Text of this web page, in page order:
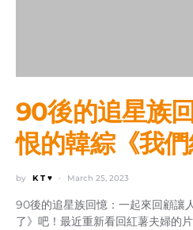
90後的追星族
恨的韓綜《我們
by K T ♥ March 25, 2023
90後的追星族回憶：一起來回顧讓
了》吧！最近重新看回紅薯夫婦的